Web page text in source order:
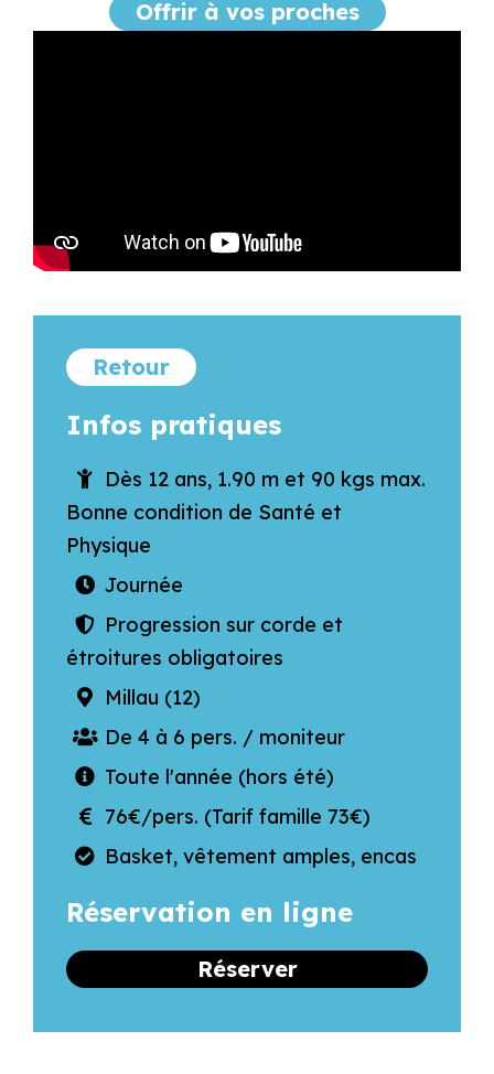
Offrir à vos proches
Retour
Infos pratiques
Dès 12 ans, 1.90 m et 90 kgs max.
Bonne condition de Santé et
Physique
Journée
Progression sur corde et
étroitures obligatoires
Millau (12)
De 4 à 6 pers. / moniteur
Toute l'année (hors été)
76€/pers. (Tarif famille 73€)
Basket, vêtement amples, encas
Réservation en ligne
Réserver